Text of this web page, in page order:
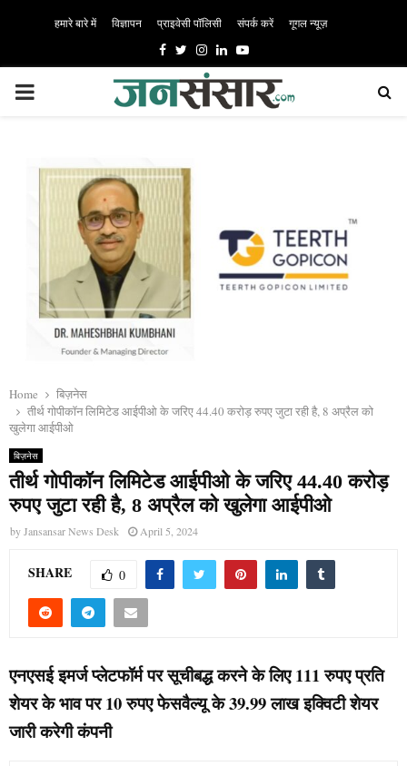
हमारे बारे में विज्ञापन प्राइवेसी पॉलिसी संपर्क करें गूगल न्यूज़
Facebook
TwitterInstagram
LinkedinYoutube
PRIMARY
Home
बिज़नेस
तीर्थ गोपीकॉन लिमिटेड आईपीओ के जरिए 44.40 करोड़ रुपए जुटा रही है, 8 अप्रैल को
खुलेगा आईपीओ
बिज़नेस
तीर्थ गोपीकॉन लिमिटेड आईपीओ के जरिए 44.40 करोड़
रुपए जुटा रही है, 8 अप्रैल को खुलेगा आईपीओ
byJansansar News Desk April 5, 2024
SHARE 0
एनएसई इमर्ज प्लेटफॉर्म पर सूचीबद्ध करने के लिए 111 रुपए प्रति
शेयर के भाव पर 10 रुपए फेसवैल्यू के 39.99 लाख इक्विटी शेयर
जारी करेगी कंपनी